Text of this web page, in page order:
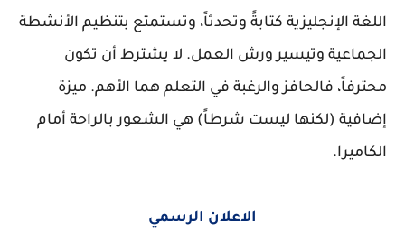
اللغة الإنجليزية كتابةً وتحدثاً، وتستمتع بتنظيم الأنشطة
الجماعية وتيسير ورش العمل. لا يشترط أن تكون
محترفاً، فالحافز والرغبة في التعلم هما الأهم. ميزة
إضافية (لكنها ليست شرطاً) هي الشعور بالراحة أمام
الكاميرا.
الاعلان الرسمي